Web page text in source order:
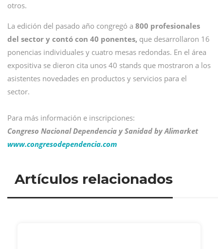
otros.
La edición del pasado año congregó a 800 profesionales
del sector y contó con 40 ponentes, que desarrollaron 16
ponencias individuales y cuatro mesas redondas. En el área
expositiva se dieron cita unos 40 stands que mostraron a los
asistentes novedades en productos y servicios para el
sector.
Para más información e inscripciones:
Congreso Nacional Dependencia y Sanidad by Alimarket
www.congresodependencia.com
Artículos relacionados